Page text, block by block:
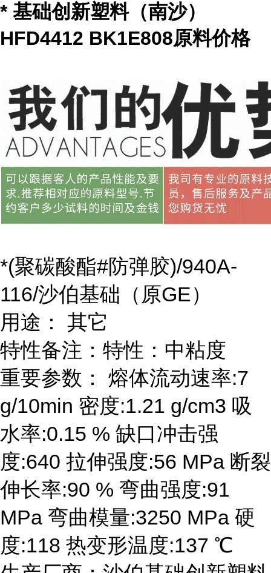
* 基础创新塑料（南沙）
HFD4412 BK1E808原料价格
*(聚碳酸酯#防弹胶)/940A-
116/沙伯基础（原GE）
用途： 其它
特性备注：特性：中粘度
重要参数： 熔体流动速率:7
g/10min 密度:1.21 g/cm3 吸
水率:0.15 % 缺口冲击强
度:640 拉伸强度:56 MPa 断裂
伸长率:90 % 弯曲强度:91
MPa 弯曲模量:3250 MPa 硬
度:118 热变形温度:137 ℃